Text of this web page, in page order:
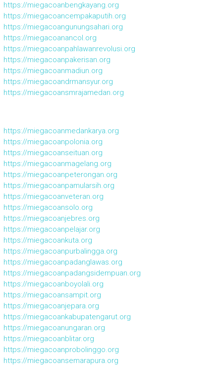
https://miegacoanbengkayang.org
https://miegacoancempakaputih.org
https://miegacoangunungsahari.org
https://miegacoanancol.org
https://miegacoanpahlawanrevolusi.org
https://miegacoanpakerisan.org
https://miegacoanmadiun.org
https://miegacoandrmansyur.org
https://miegacoansmrajamedan.org
https://miegacoanmedankarya.org
https://miegacoanpolonia.org
https://miegacoanseituan.org
https://miegacoanmagelang.org
https://miegacoanpeterongan.org
https://miegacoanpamularsih.org
https://miegacoanveteran.org
https://miegacoansolo.org
https://miegacoanjebres.org
https://miegacoanpelajar.org
https://miegacoankuta.org
https://miegacoanpurbalingga.org
https://miegacoanpadanglawas.org
https://miegacoanpadangsidempuan.org
https://miegacoanboyolali.org
https://miegacoansampit.org
https://miegacoanjepara.org
https://miegacoankabupatengarut.org
https://miegacoanungaran.org
https://miegacoanblitar.org
https://miegacoanprobolinggo.org
https://miegacoansemarapura.org